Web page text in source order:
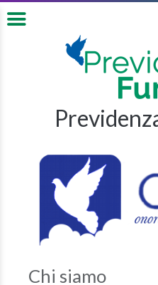
Chi siamo